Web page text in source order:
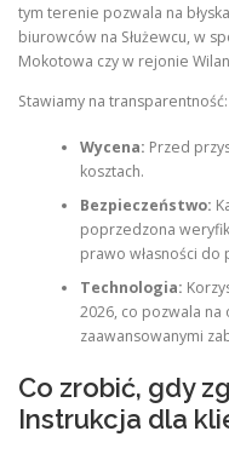
tym terenie pozwala na
biurowców na Służewcu, w
Mokotowa czy w rejonie
Stawiamy na transparentność:
Wycena: Przed
kosztach.
Bezpieczeństwo:
poprzedzona
prawo własności do
Technologia:
2026, co pozwala na
zaawansowanymi
Co zrobić, gdy
Instrukcja dla